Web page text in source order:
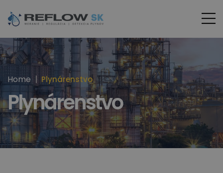
Home Plynárenstvo
Plynárenstvo